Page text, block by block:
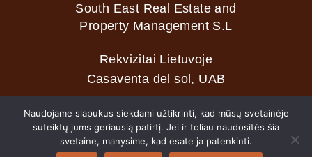
South East Real Estate and
Property Management S.L
Rekvizitai Lietuvoje
Casaventa del sol, UAB
2026 © Casaventa del sol
Naudojame slapukus siekdami užtikrinti, kad mūsų svetainėje
suteiktų jums geriausią patirtį. Jei ir toliau naudositės šia
svetaine, manysime, kad esate ja patenkinti.